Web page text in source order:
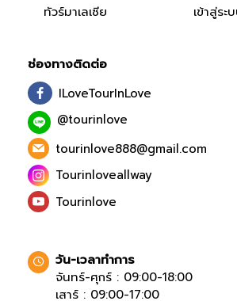
ทัวร์มาเลเซีย
เข้าสู่ระ
ช่องทางติดต่อ
ILoveTourInLove
@tourinlove
tourinlove888@gmail.com
Tourinloveallway
Tourinlove
วัน-เวลาทำการ
จันทร์-ศุกร์ : 09:00-18:00
เสาร์ : 09:00-17:00